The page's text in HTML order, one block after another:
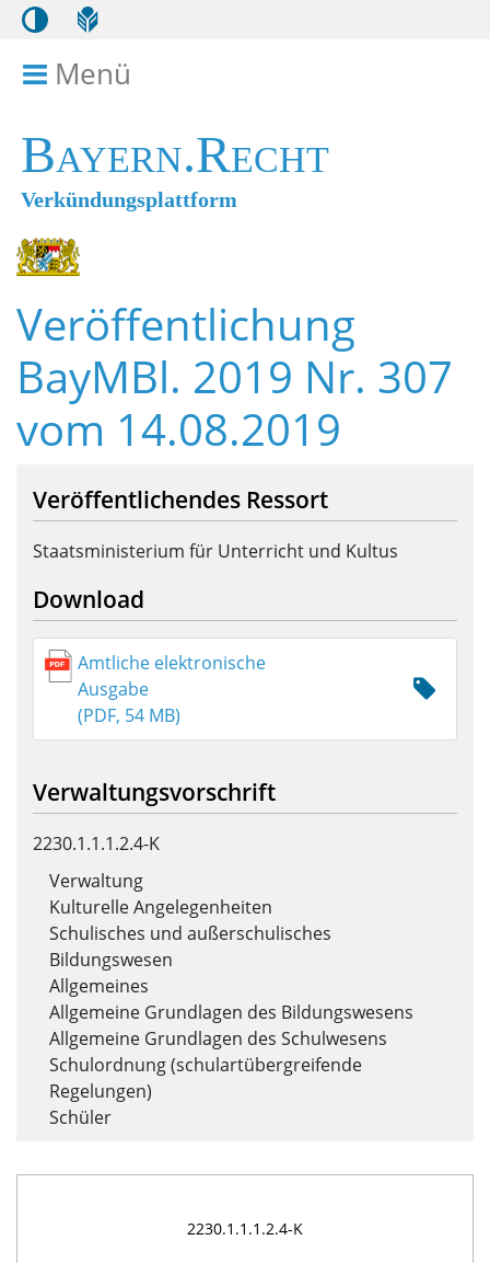
Menü
Bayern.Recht
Verkündungsplattform
Veröffentlichung
BayMBl. 2019 Nr. 307
vom 14.08.2019
Veröffentlichendes Ressort
Staatsministerium für Unterricht und Kultus
Download
Amtliche elektronische
Ausgabe
(PDF, 54 MB)
Verwaltungsvorschrift
2230.1.1.1.2.4-K
Verwaltung
Kulturelle Angelegenheiten
Schulisches und außerschulisches
Bildungswesen
Allgemeines
Allgemeine Grundlagen des Bildungswesens
Allgemeine Grundlagen des Schulwesens
Schulordnung (schulartübergreifende
Regelungen)
Schüler
2230.1.1.1.2.4-K